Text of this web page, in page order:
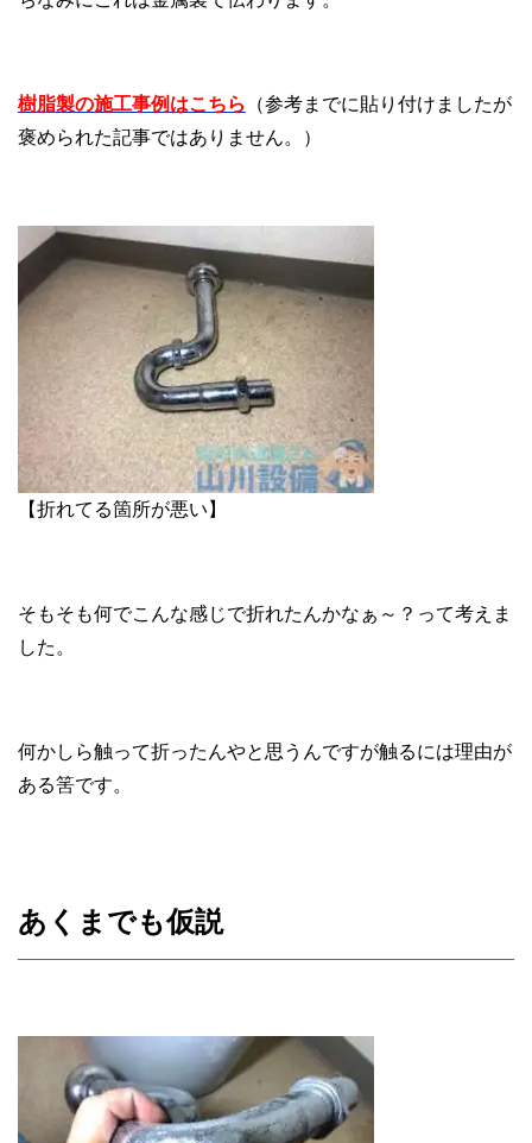
樹脂製の施工事例はこちら
（参考までに貼り付けましたが
褒められた記事ではありません。）
【折れてる箇所が悪い】
そもそも何でこんな感じで折れたんかなぁ～？って考えま
した。
何かしら触って折ったんやと思うんですが触るには理由が
ある筈です。
あくまでも仮説